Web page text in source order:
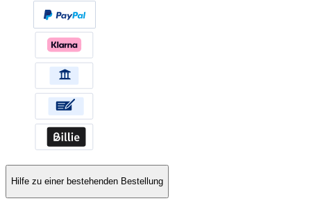
Hilfe zu einer bestehenden Bestellung